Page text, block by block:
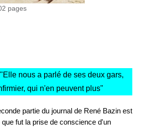
pages
Elle nous a parlé de ses deux gars,
qui n'en peuvent plus"
partie du journal de René Bazin est
fut la prise de conscience d'un